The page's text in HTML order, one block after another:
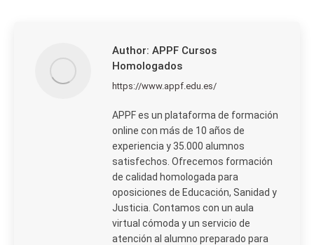
Author: APPF Cursos
Homologados
https://www.appf.edu.es/
APPF es un plataforma de formación
online con más de 10 años de
experiencia y 35.000 alumnos
satisfechos. Ofrecemos formación
de calidad homologada para
oposiciones de Educación, Sanidad y
Justicia. Contamos con un aula
virtual cómoda y un servicio de
atención al alumno preparado para